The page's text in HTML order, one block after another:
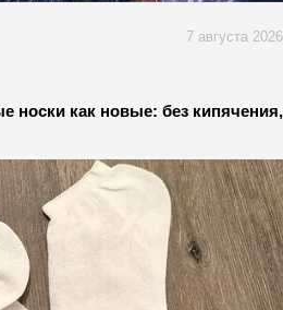
7 августа 2026
носки как новые: без кипячения,